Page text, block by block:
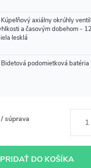
/ súprava
PRIDAŤ DO KOŠÍKA